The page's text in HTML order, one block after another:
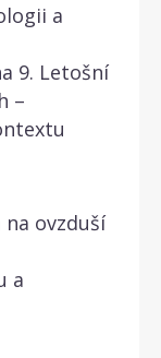
a
9. Letošní
–
ovzduší
a